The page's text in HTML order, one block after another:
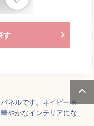
す
ネルです。ネイビー＆
やかなインテリアにな